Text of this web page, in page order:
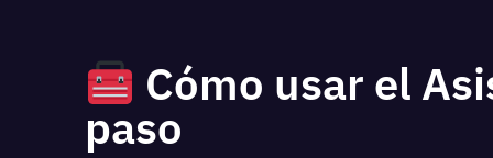
Cómo usar el
paso